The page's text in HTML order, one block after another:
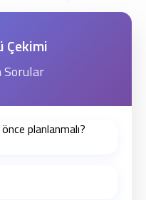
Çekimi
Sorular
planlanmalı?